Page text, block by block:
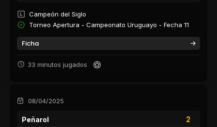
Campeón del Siglo
Torneo Apertura - Campeonato Uruguayo - Fecha 11
Ficha
33 minutos jugados
08/04/2025
Peñarol
2